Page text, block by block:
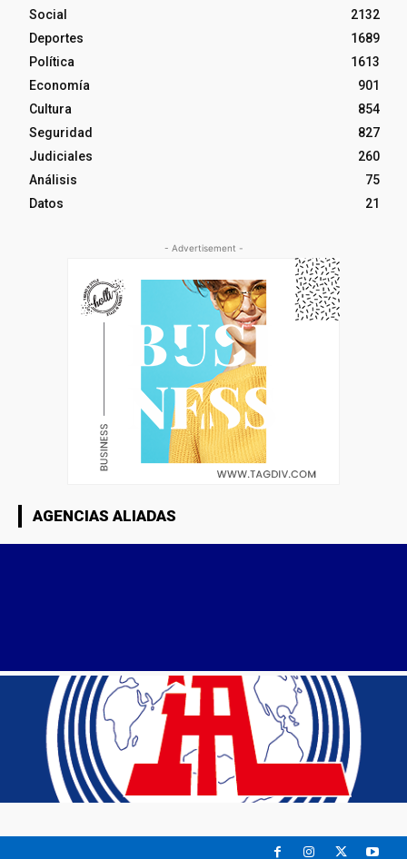
Social
2132
Deportes
1689
Política
1613
Economía
901
Cultura
854
Seguridad
827
Judiciales
260
Análisis
75
Datos
21
- Advertisement -
AGENCIAS ALIADAS